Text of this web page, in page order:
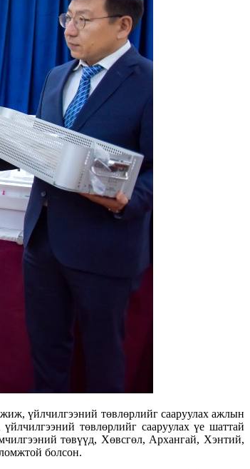
үйлчилгээний төвлөрлийг сааруулах ажлын
төвлөрлийг сааруулах үе шаттай
төвүүд, Хөвсгөл, Архангай, Хэнтий,
болсон.